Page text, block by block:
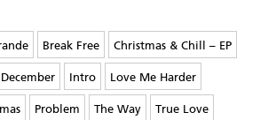
Break Free
Christmas & Chill – EP
December Intro
Love Me Harder
Problem The Way
True Love